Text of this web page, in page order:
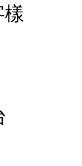
樣